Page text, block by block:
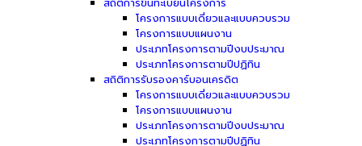
โครงการแบบเดี่ยวและแบบควบรวม
โครงการแบบแผนงาน
ประเภทโครงการตามปีงบประมาณ
ประเภทโครงการตามปีปฏิทิน
สถิติการรับรองคาร์บอนเครดิต
โครงการแบบเดี่ยวและแบบควบรวม
โครงการแบบแผนงาน
ประเภทโครงการตามปีงบประมาณ
ประเภทโครงการตามปีปฏิทิน